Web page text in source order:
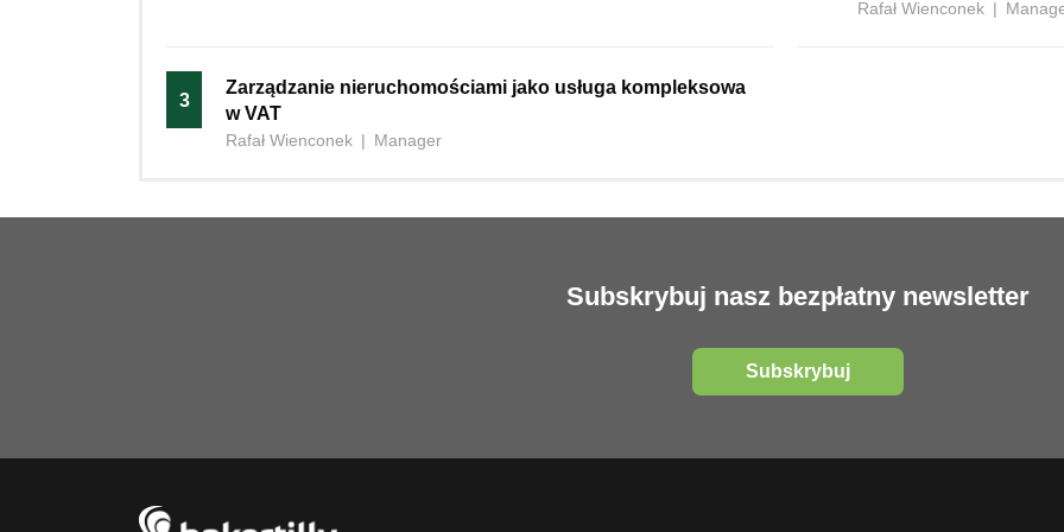
Rafał Wienconek |
3
Zarządzanie nieruchomościami jako usługa kompleksowa
w VAT
Rafał Wienconek | Manager
Subskrybuj nasz bezpłatny newsletter
Subskrybuj